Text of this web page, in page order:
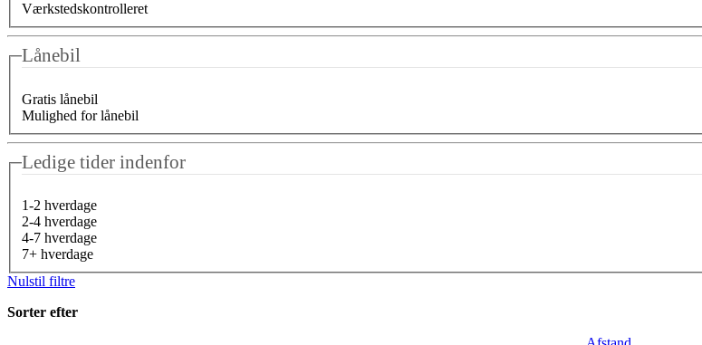
Værkstedskontrolleret
Lånebil
Gratis lånebil
Mulighed for lånebil
Ledige tider indenfor
1-2 hverdage
2-4 hverdage
4-7 hverdage
7+ hverdage
Nulstil filtre
Sorter efter